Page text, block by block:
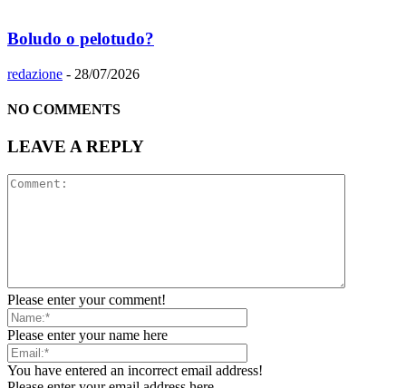
Boludo o pelotudo?
redazione - 28/07/2026
NO COMMENTS
LEAVE A REPLY
Please enter your comment!
Please enter your name here
You have entered an incorrect email address!